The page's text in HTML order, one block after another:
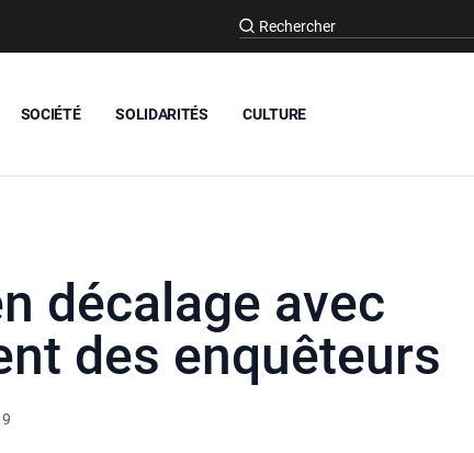
SOCIÉTÉ SOLIDARITÉS CULTURE
décalage avec
des enquêteurs